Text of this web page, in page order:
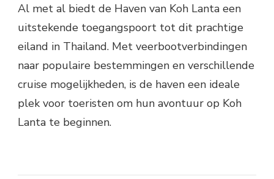
Al met al biedt de Haven van Koh Lanta een
uitstekende toegangspoort tot dit prachtige
eiland in Thailand. Met veerbootverbindingen
naar populaire bestemmingen en verschillende
cruise mogelijkheden, is de haven een ideale
plek voor toeristen om hun avontuur op Koh
Lanta te beginnen.